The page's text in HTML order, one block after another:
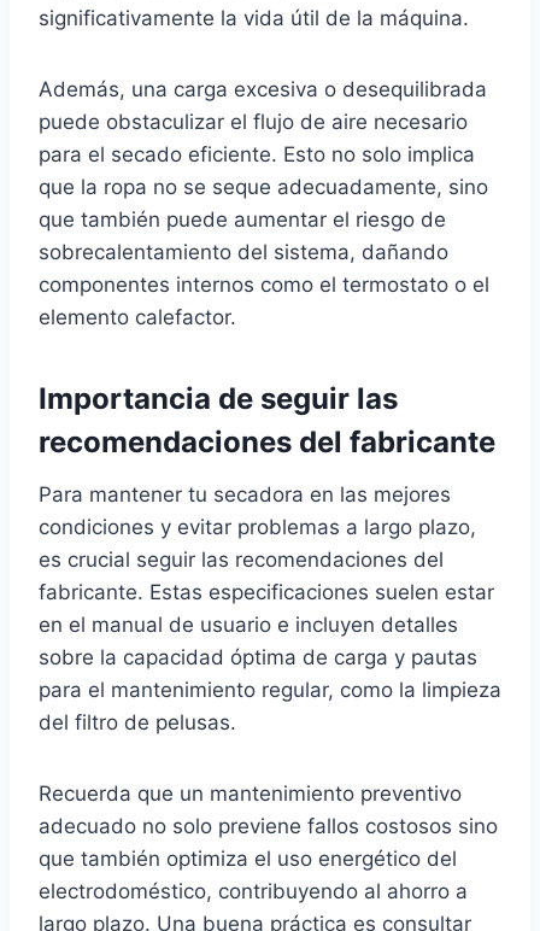
significativamente la vida útil de la máquina.
Además, una carga excesiva o desequilibrada
puede obstaculizar el flujo de aire necesario
para el secado eficiente. Esto no solo implica
que la ropa no se seque adecuadamente, sino
que también puede aumentar el riesgo de
sobrecalentamiento del sistema, dañando
componentes internos como el termostato o el
elemento calefactor.
Importancia de seguir las
recomendaciones del fabricante
Para mantener tu secadora en las mejores
condiciones y evitar problemas a largo plazo,
es crucial seguir las recomendaciones del
fabricante. Estas especificaciones suelen estar
en el manual de usuario e incluyen detalles
sobre la capacidad óptima de carga y pautas
para el mantenimiento regular, como la limpieza
del filtro de pelusas.
Recuerda que un mantenimiento preventivo
adecuado no solo previene fallos costosos sino
que también optimiza el uso energético del
electrodoméstico, contribuyendo al ahorro a
largo plazo. Una buena práctica es consultar